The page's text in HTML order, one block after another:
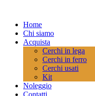
Home
Chi siamo
Acquista
Cerchi in lega
Cerchi in ferro
Cerchi usati
Kit
Noleggio
Contatti